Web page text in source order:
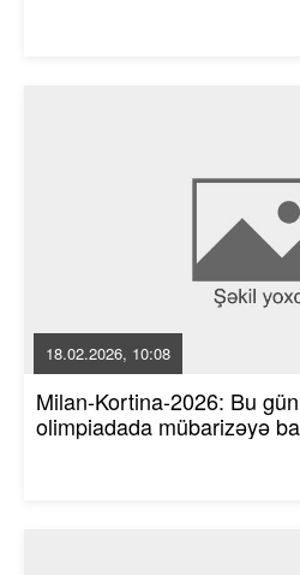
18.02.2026, 10:08
Milan-Kortina-2026: Bu
olimpiadada mübarizəyə